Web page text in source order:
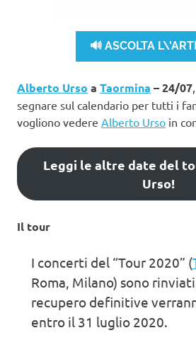
🔊 ASCOLTA
Alberto Urso a Taormina – 24/07
segnare sul calendario per tutti i
vogliono vedere Alberto Urso in
Leggi le altre date del
Urso!
Il tour
I concerti del “Tour 2020” (
Roma, Milano) sono
recupero definitive
entro il 31 luglio 2020.